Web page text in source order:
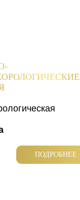
ПОДРОБНЕЕ